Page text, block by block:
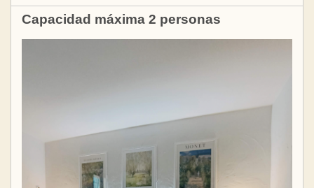
Capacidad máxima 2 personas